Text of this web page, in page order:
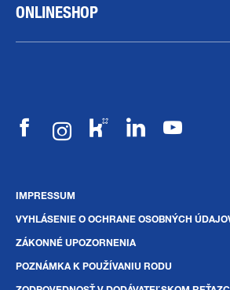
ONLINESHOP
IMPRESSUM
VYHLÁSENIE O OCHRANE OSOBNÝCH
ZÁKONNÉ UPOZORNENIA
POZNÁMKA K POUŽÍVANIU RODU